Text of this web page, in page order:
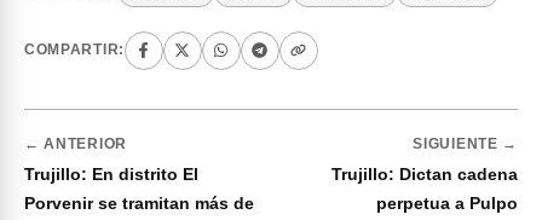
COMPARTIR:
← ANTERIOR
Trujillo: En distrito El
Porvenir se tramitan más de
SIGUIENTE →
Trujillo: Dictan cadena
perpetua a Pulpo